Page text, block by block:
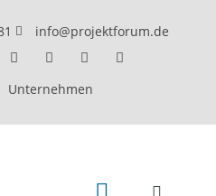
info@projektforum.de
Unternehmen